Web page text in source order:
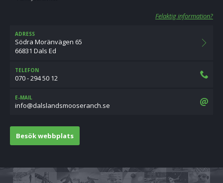
Felaktig information?
ADRESS
Södra Moränvägen 65
66831 Dals Ed
TELEFON
070 - 294 50 12
E-MAIL
es.hcnaresoomsdnalslad@ofni
Besök webbplats